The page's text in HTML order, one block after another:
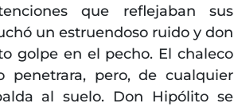
que reflejaban sus
un estruendoso ruido y don
golpe en el pecho. El chaleco
pero, de cualquier
al suelo. Don Hipólito se